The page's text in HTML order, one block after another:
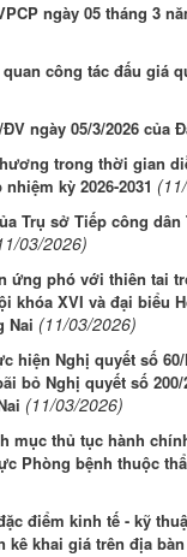
ngày 05 tháng 3
công tác đấu giá
ngày 05/3/2026 của
trong thời gian
kỳ 2026-2031
Trụ sở Tiếp công
03/2026)
ứng phó với thiên tai
khóa XVI và đại biểu
Nai (11/03/2026)
hiện Nghị quyết số 60/
bỏ Nghị quyết số 200/
(11/03/2026)
mục thủ tục hành
Phòng bệnh thuộc
điểm kinh tế - kỹ
khai giá trên địa